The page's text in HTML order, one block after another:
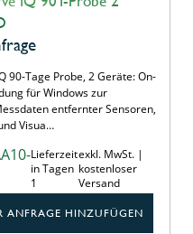
90-Tage Probe, 2 Geräte: On-
für Windows zur
entfernter Sensoren,
Visua…
Lieferzeit
in Tagen
1
exkl. MwSt. |
kostenloser
Versand
ANFRAGE HINZUFÜGEN